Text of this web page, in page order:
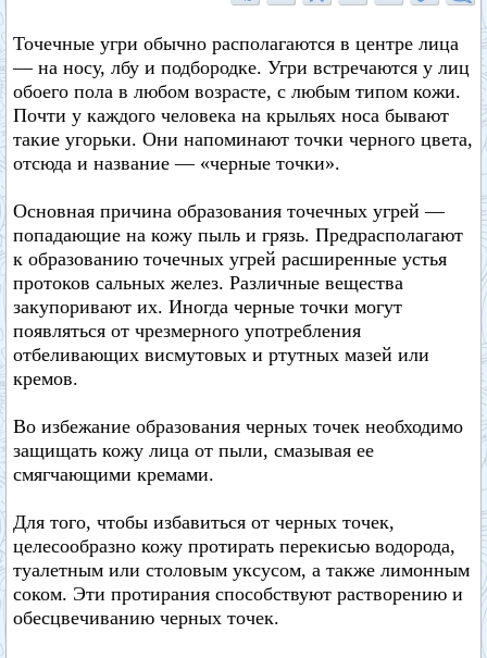
Точечные угри обычно располагаются в центре лица
— на носу, лбу и подбородке. Угри встречаются у лиц
обоего пола в любом возрасте, с любым типом кожи.
Почти у каждого человека на крыльях носа бывают
такие угорьки. Они напоминают точки черного цвета,
отсюда и название — «черные точки».
Основная причина образования точечных угрей —
попадающие на кожу пыль и грязь. Предрасполагают
к образованию точечных угрей расширенные устья
протоков сальных желез. Различные вещества
закупоривают их. Иногда черные точки могут
появляться от чрезмерного употребления
отбеливающих висмутовых и ртутных мазей или
кремов.
Во избежание образования черных точек необходимо
защищать кожу лица от пыли, смазывая ее
смягчающими кремами.
Для того, чтобы избавиться от черных точек,
целесообразно кожу протирать перекисью водорода,
туалетным или столовым уксусом, а также лимонным
соком. Эти протирания способствуют растворению и
обесцвечиванию черных точек.